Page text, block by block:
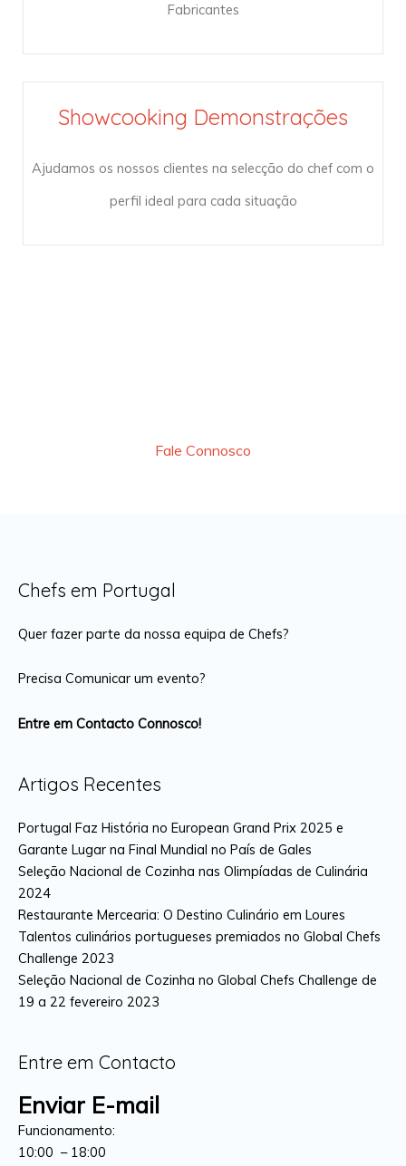
Fabricantes
Showcooking Demonstrações
Ajudamos os nossos clientes na selecção do chef com o
perfil ideal para cada situação
Fale Connosco
Chefs em Portugal
Quer fazer parte da nossa equipa de Chefs?
Precisa Comunicar um evento?
Entre em Contacto Connosco!
Artigos Recentes
Portugal Faz História no European Grand Prix 2025 e
Garante Lugar na Final Mundial no País de Gales
Seleção Nacional de Cozinha nas Olimpíadas de Culinária
2024
Restaurante Mercearia: O Destino Culinário em Loures
Talentos culinários portugueses premiados no Global Chefs
Challenge 2023
Seleção Nacional de Cozinha no Global Chefs Challenge de
19 a 22 fevereiro 2023
Entre em Contacto
Enviar E-mail
Funcionamento:
10:00 – 18:00